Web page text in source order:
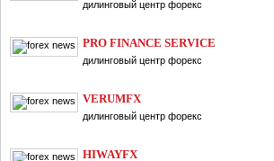
дилинговый центр форекс
PRO FINANCE SERVICE
дилинговый центр форекс
VERUMFX
дилинговый центр форекс
HIWAYFX